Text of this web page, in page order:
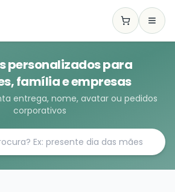
personalizados para
família e empresas
entrega, nome, avatar ou pedidos
corporativos